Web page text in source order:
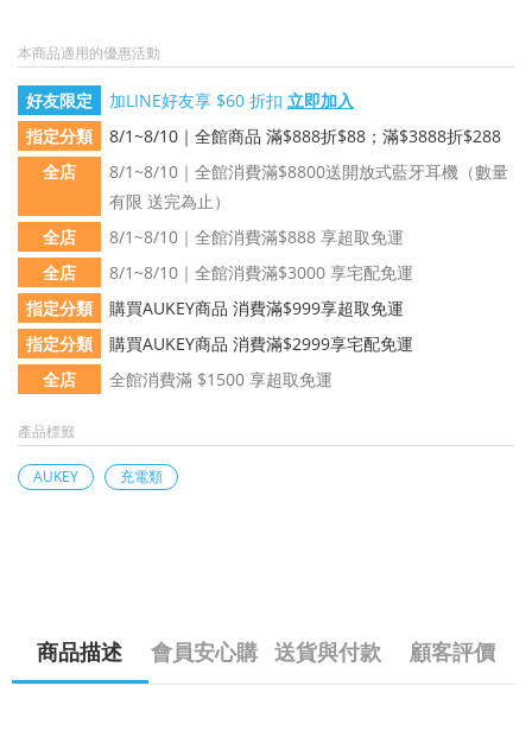
本商品適用的優惠活動
好友限定 加LINE好友享 $60 折扣 立即加入
指定分類
8/1~8/10｜全館商品 滿$888折$88；滿$3888折$288
全店
8/1~8/10｜全館消費滿$8800送開放式藍牙耳機（數量
有限 送完為止）
全店
8/1~8/10｜全館消費滿$888 享超取免運
全店
8/1~8/10｜全館消費滿$3000 享宅配免運
指定分類
購買AUKEY商品 消費滿$999享超取免運
指定分類
購買AUKEY商品 消費滿$2999享宅配免運
全店
全館消費滿 $1500 享超取免運
產品標籤
AUKEY 充電類
商品描述 會員安心購 送貨與付款 顧客評價